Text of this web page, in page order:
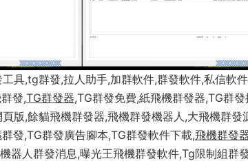
具,tg群發,拉人助手,加群軟件,群發軟件,私信軟件
發,TG群發器,TG群發免費,紙飛機群發器,TG群發
版,餘貓飛機群發器,飛機群發機器人,大飛機群發
發,TG群發廣告腳本,TG群發軟件下載,飛機群發
器人群發消息,曝光王飛機群發軟件,Tg限制組群